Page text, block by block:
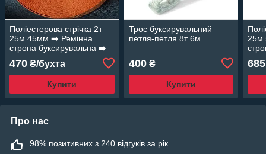
Поліестерова стрічка 2т
25м 45мм ➡️ Ремінна
стропа буксирувальна ➡️
ременів
470 ₴/бухта
Купити
Трос буксирувальний
петля-петля 8т 6м
400₴
Купити
25м
685
Про нас
98% позитивних з 240 відгуків за рік